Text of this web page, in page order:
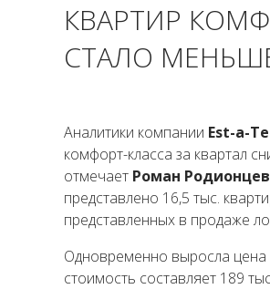
КВАРТИР
СТАЛО
Аналитики компании Est-a-
комфорт-класса за квартал
отмечает Роман
представлено 16,5 тыс.
представленных в продаже
Одновременно выросла цена
стоимость составляет 189